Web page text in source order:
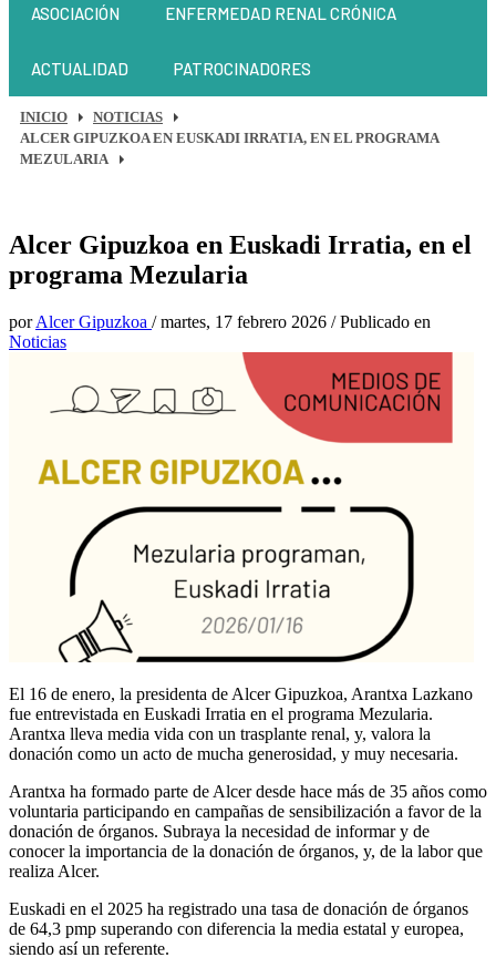
ASOCIACIÓN ENFERMEDAD RENAL CRÓNICA
ACTUALIDAD PATROCINADORES
INICIO
NOTICIAS
ALCER GIPUZKOA EN EUSKADI IRRATIA, EN EL PROGRAMA
MEZULARIA
Alcer Gipuzkoa en Euskadi Irratia, en el
programa Mezularia
porAlcer Gipuzkoa /martes, 17 febrero 2026 /Publicado en
Noticias
El 16 de enero, la presidenta de Alcer Gipuzkoa, Arantxa Lazkano
fue entrevistada en Euskadi Irratia en el programa Mezularia.
Arantxa lleva media vida con un trasplante renal, y, valora la
donación como un acto de mucha generosidad, y muy necesaria.
Arantxa ha formado parte de Alcer desde hace más de 35 años como
voluntaria participando en campañas de sensibilización a favor de la
donación de órganos. Subraya la necesidad de informar y de
conocer la importancia de la donación de órganos, y, de la labor que
realiza Alcer.
Euskadi en el 2025 ha registrado una tasa de donación de órganos
de 64,3 pmp superando con diferencia la media estatal y europea,
siendo así un referente.